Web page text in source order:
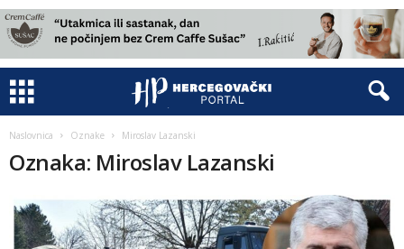
Naslovnica Oznake Miroslav Lazanski
Oznaka: Miroslav Lazanski